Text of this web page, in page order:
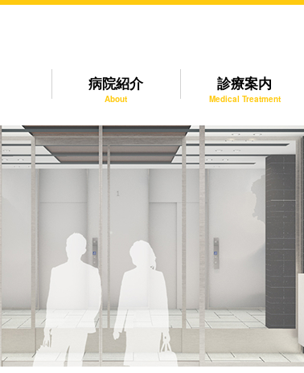
病院紹介
About
診療案内
Medical Treatment